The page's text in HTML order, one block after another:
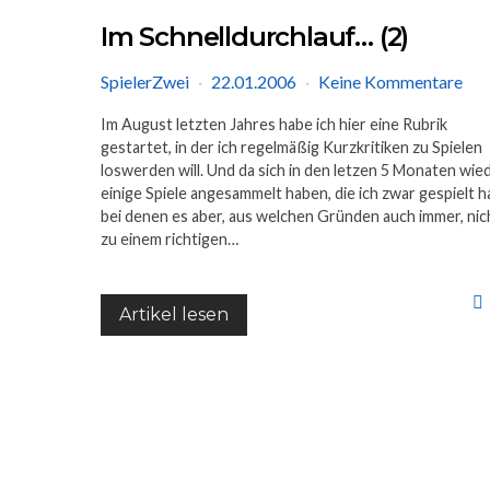
Im Schnelldurchlauf… (2)
SpielerZwei 22.01.2006 Keine Kommentare
Im August letzten Jahres habe ich hier eine Rubrik
gestartet, in der ich regelmäßig Kurzkritiken zu Spielen
loswerden will. Und da sich in den letzen 5 Monaten
einige Spiele angesammelt haben, die ich zwar gespielt
bei denen es aber, aus welchen Gründen auch immer,
zu einem richtigen…
Artikel lesen